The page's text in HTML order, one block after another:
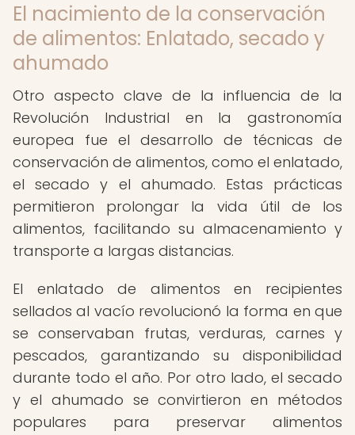
El nacimiento de la conservación
de alimentos: Enlatado, secado y
ahumado
Otro aspecto clave de la influencia de la
Revolución Industrial en la gastronomía
europea fue el desarrollo de técnicas de
conservación de alimentos, como el enlatado,
el secado y el ahumado. Estas prácticas
permitieron prolongar la vida útil de los
alimentos, facilitando su almacenamiento y
transporte a largas distancias.
El enlatado de alimentos en recipientes
sellados al vacío revolucionó la forma en que
se conservaban frutas, verduras, carnes y
pescados, garantizando su disponibilidad
durante todo el año. Por otro lado, el secado
y el ahumado se convirtieron en métodos
populares para preservar alimentos